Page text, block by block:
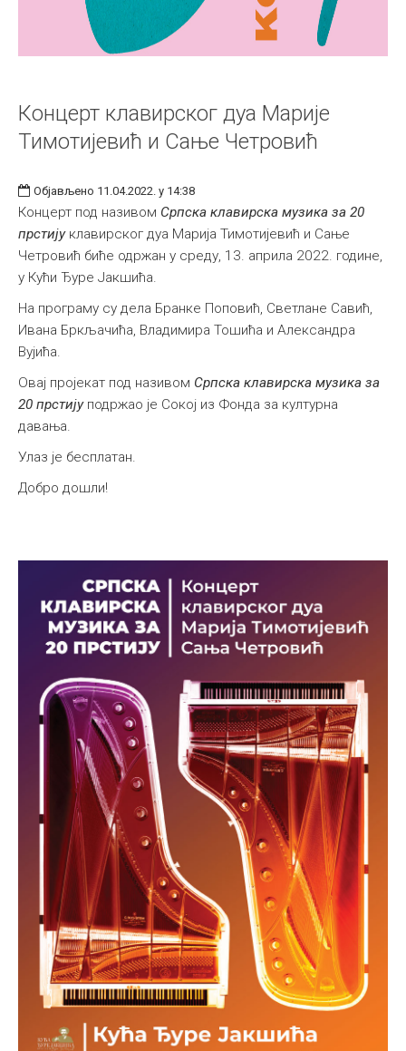
Концерт клавирског дуа Марије
Тимотијевић и Сање Четровић
Објављено 11.04.2022. у 14:38
Концерт под називом Српска клавирска музика за 20
прстијуклавирског дуа Марија Тимотијевић и Сање
Четровић биће одржан у среду, 13. априла 2022. године,
у Кући Ђуре Јакшићa.
На програму су дела Бранке Поповић, Светлане Савић,
Ивана Бркљачића, Владимира Тошића и Александра
Вујића.
Овај пројекат под називом Српска клавирска музика за
20 прстијуподржао је Сокој из Фонда за културна
давања.
Улаз је бесплатан.
Добро дошли!